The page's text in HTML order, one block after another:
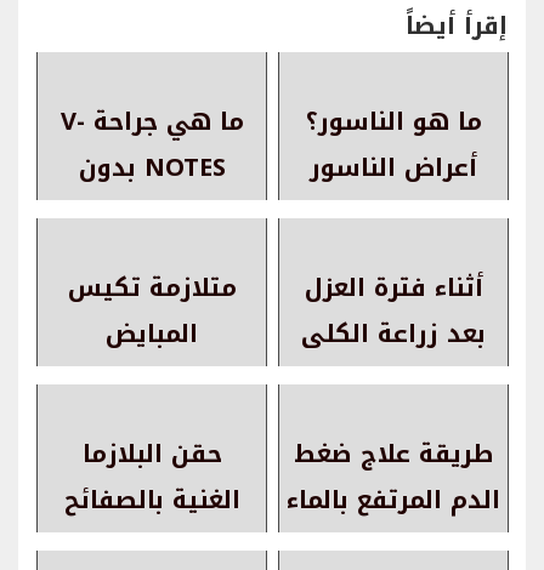
إقرأ أيضاً
ما هو الناسور؟
أعراض الناسور
وعلاجه
ما هي جراحة V-
NOTES بدون
ندوب (منظار
المهبل)؟
أثناء فترة العزل
بعد زراعة الكلى
اتبع هذه النصائح
متلازمة تكيس
المبايض
طريقة علاج ضغط
الدم المرتفع بالماء
الساخن في المنزل
حقن البلازما
الغنية بالصفائح
الدموية DPG PRP